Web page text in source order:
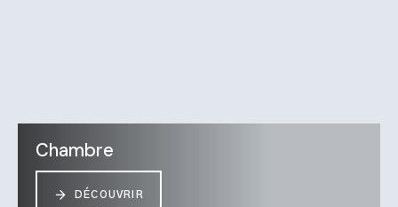
Chambre
DÉCOUVRIR